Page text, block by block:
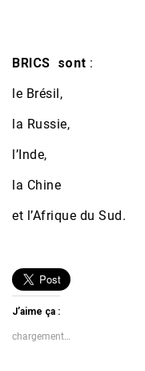
BRICS sont :
le Brésil,
la Russie,
l’Inde,
la Chine
et l’Afrique du Sud.
J’aime ça :
chargement…